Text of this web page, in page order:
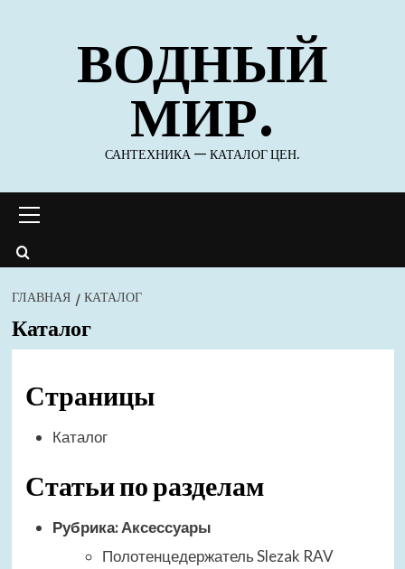
содержимомуВОДНЫЙ
МИР.
САНТЕХНИКА — КАТАЛОГ ЦЕН.
меню
ГЛАВНАЯ КАТАЛОГ
Каталог
Страницы
Каталог
Статьи по разделам
Рубрика:Аксессуары
Полотенцедержатель Slezak RAV